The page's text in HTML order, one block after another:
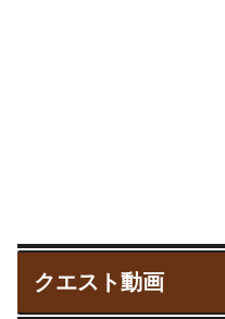
クエスト動画